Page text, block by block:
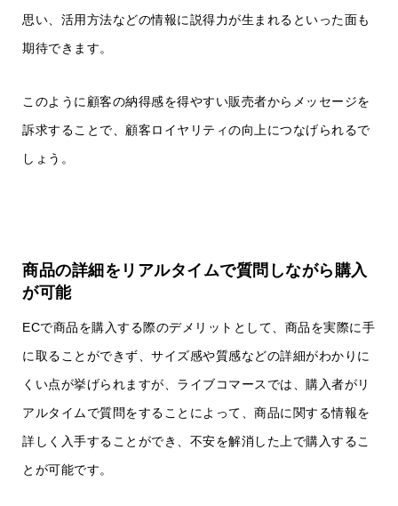
思い、活用方法などの情報に説得力が生まれるといった面も
期待できます。
このように顧客の納得感を得やすい販売者からメッセージを
訴求することで、顧客ロイヤリティの向上につなげられるで
しょう。
商品の詳細をリアルタイムで質問しながら購入
が可能
ECで商品を購入する際のデメリットとして、商品を実際に手
に取ることができず、サイズ感や質感などの詳細がわかりに
くい点が挙げられますが、ライブコマースでは、購入者がリ
アルタイムで質問をすることによって、商品に関する情報を
詳しく入手することができ、不安を解消した上で購入するこ
とが可能です。